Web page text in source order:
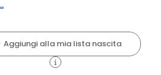
Aggiungi alla mia lista nascita